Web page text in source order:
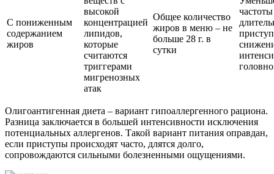
С пониженным
содержанием
жиров
высокой
концентрацией
липидов,
которые
считаются
триггерами
мигренозных
атак
Общее количество
жиров в меню – не
больше 28 г. в
сутки
Олигоантигенная диета – вариант гипоаллергенного рациона.
Разница заключается в большей интенсивности исключения
потенциальных аллергенов. Такой вариант питания оправдан,
если приступы происходят часто, длятся долго,
сопровождаются сильными болезненными ощущениями.